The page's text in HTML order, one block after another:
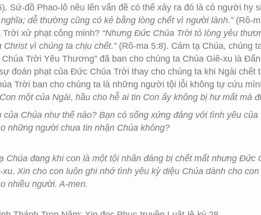
Sứ-đồ Phao-lô nêu lên vấn đề có thể xảy ra đó là có người hy
dễ thường cũng có kẻ bằng lòng chết vì người lành.”(Rô-
xử phạt công minh? “Nhưng Đức Chúa Trời tỏ lòng yêu
vì chúng ta chịu chết.”(Rô-ma 5:8). Cảm tạ Chúa, chúng
Trời Yêu Thương” đã ban cho chúng ta Chúa Giê-xu là
đoán phạt của Đức Chúa Trời thay cho chúng ta khi Ngài
Trời ban cho chúng ta là những người tội lỗi không tự cứu
một của Ngài, hầu cho hễ ai tin Con ấy không bị hư mất mà
Chúa như thế nào? Bạn có sống xứng đáng với tình yêu
những người chưa tin nhận Chúa không?
Chúa đang khi con là một tội nhân đáng bị chết mất nhưng
Xin cho con luôn ghi nhớ tình yêu kỳ diệu Chúa dành cho
nhiều người. A-men.